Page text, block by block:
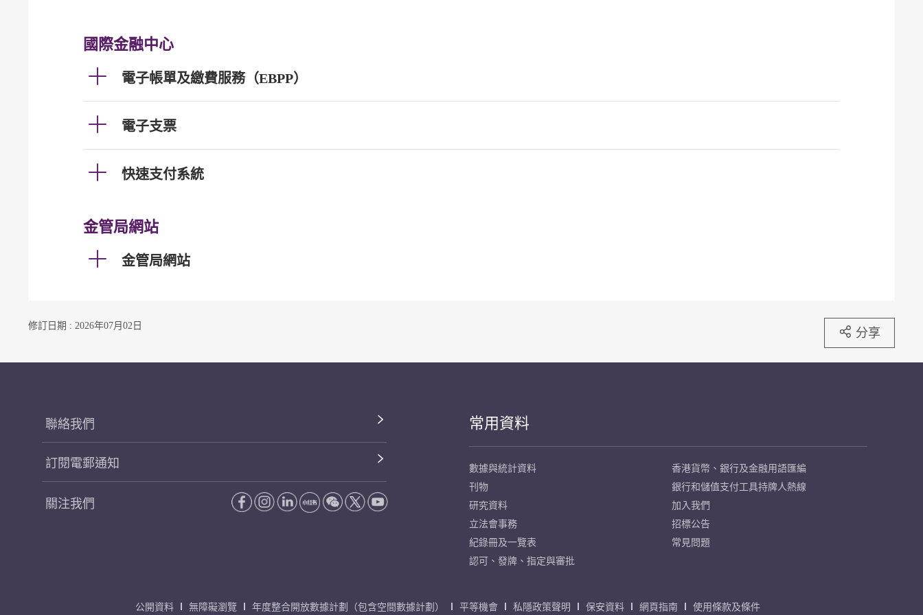
國際金融中心
電子帳單及繳費服務（EBPP）
電子支票
快速支付系統
金管局網站
金管局網站
修訂日期 : 2026年07月02日 分享
聯絡我們
訂閱電郵通知
關注我們
常用資料
數據與統計資料
刊物
研究資料
立法會事務
紀錄冊及一覽表
認可、發牌、指定與審批
香港貨幣、銀行及金融用語匯編
銀行和儲值支付工具持牌人熱線
加入我們
招標公告
常見問題
公開資料 無障礙瀏覽 年度整合開放數據計劃（包含空間數據計劃） 平等機會 私隱政策聲明 保安資料 網頁指南 使用條款及條件